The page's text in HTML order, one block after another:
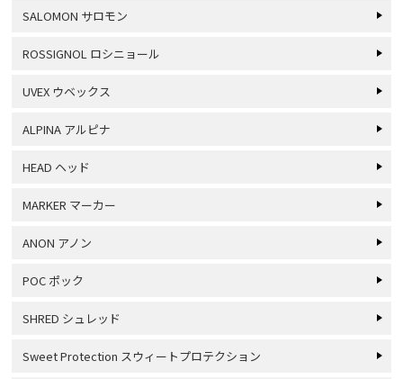
SALOMON サロモン
ROSSIGNOL ロシニョール
UVEX ウベックス
ALPINA アルピナ
HEAD ヘッド
MARKER マーカー
ANON アノン
POC ポック
SHRED シュレッド
Sweet Protection スウィートプロテクション